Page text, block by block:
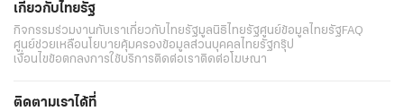
เกี่ยวกับไทยรัฐ
กิจกรรมร่วมงานกับเราเกี่ยวกับไทยรัฐมูลนิธิไทยรัฐศูนย์ข้อมูลไทยรัฐ FAQ
ศูนย์ช่วยเหลือนโยบายคุ้มครองข้อมูลส่วนบุคคลไทยรัฐกรุ๊ป
เงื่อนไขข้อตกลงการใช้บริการติดต่อเราติดต่อโฆษณา
ติดตามเราได้ที่